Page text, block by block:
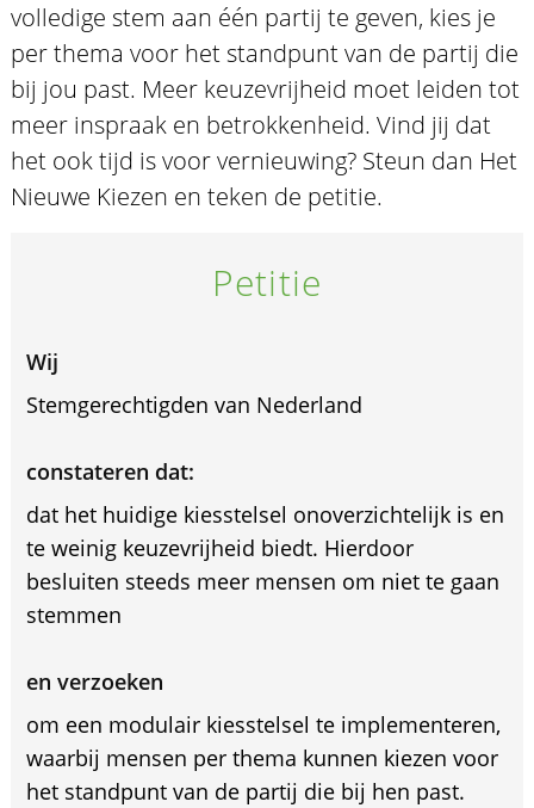
volledige stem aan één partij te geven, kies je
per thema voor het standpunt van de partij die
bij jou past. Meer keuzevrijheid moet leiden tot
meer inspraak en betrokkenheid. Vind jij dat
het ook tijd is voor vernieuwing? Steun dan Het
Nieuwe Kiezen en teken de petitie.
Petitie
Wij
Stemgerechtigden van Nederland
constateren dat:
dat het huidige kiesstelsel onoverzichtelijk is en
te weinig keuzevrijheid biedt. Hierdoor
besluiten steeds meer mensen om niet te gaan
stemmen
en verzoeken
om een modulair kiesstelsel te implementeren,
waarbij mensen per thema kunnen kiezen voor
het standpunt van de partij die bij hen past.